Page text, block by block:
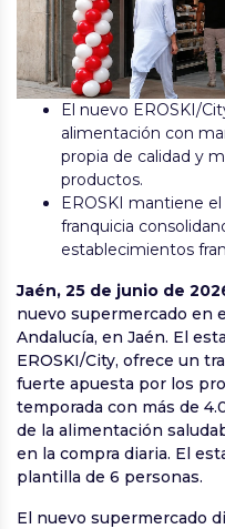
El nuevo EROSKI/
alimentación con
propia de calidad y
productos.
EROSKI mantiene
franquicia
establecimientos
Jaén, 25 de junio de
nuevo supermercado en
Andalucía, en Jaén. El
EROSKI/City, ofrece un
fuerte apuesta por los
temporada con más de
de la alimentación
en la compra diaria. El
plantilla de 6 personas.
El nuevo supermercado